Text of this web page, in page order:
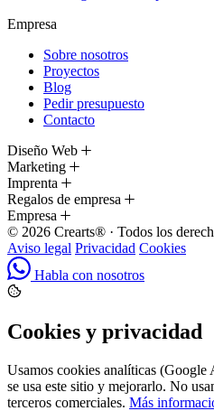
Empresa
Sobre nosotros
Proyectos
Blog
Pedir presupuesto
Contacto
Diseño Web
Marketing
Imprenta
Regalos de empresa
Empresa
© 2026 Crearts® · Todos los
Aviso legal Privacidad Cookies
Habla con nosotros
Cookies y privacidad
Usamos cookies analíticas (Google
se usa este sitio y mejorarlo. No
terceros comerciales. Más